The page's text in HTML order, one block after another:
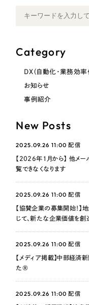
Category
DX（自動化・業務効率
お知らせ
事例紹介
New Posts
2025.09.26 11:00配信
【2026年1月から】 他メー
覧できなくなります
2025.09.26 11:00配信
【協賛企業の募集開始！】
じて、新たな企業価値を創
2025.09.26 11:00配信
【メディア掲載】中部経済
た®
2025.09.26 11:00配信